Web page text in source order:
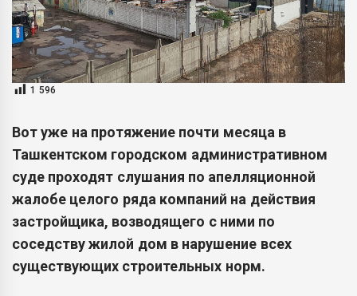
1 596
Вот уже на протяжение почти месяца в
Ташкентском городском административном
суде проходят слушания по апелляционной
жалобе целого ряда компаний на действия
застройщика, возводящего с ними по
соседству жилой дом в нарушение всех
существующих строительных норм.